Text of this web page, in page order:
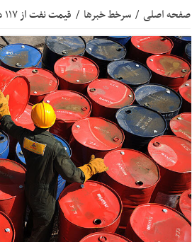
صفحه اصلی / سرخط خبرها / قیمت نفت از ۱۱۷ دلار عبور کرد